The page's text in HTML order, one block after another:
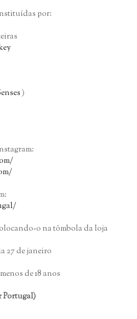
por:
)
o na tômbola da loja
27 de janeiro
de 18 anos
Portugal)